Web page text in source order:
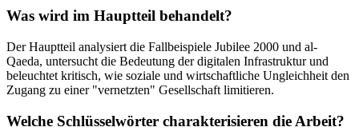
Was wird im Hauptteil behandelt?
Der Hauptteil analysiert die Fallbeispiele Jubilee 2000 und al-
Qaeda, untersucht die Bedeutung der digitalen Infrastruktur und
beleuchtet kritisch, wie soziale und wirtschaftliche Ungleichheit den
Zugang zu einer "vernetzten" Gesellschaft limitieren.
Welche Schlüsselwörter charakterisieren die Arbeit?